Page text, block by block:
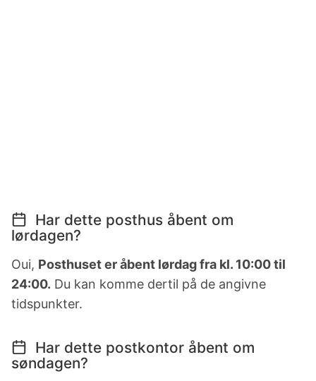
Har dette posthus åbent om
lørdagen?
Oui, Posthuset er åbent lørdag fra kl. 10:00 til
24:00. Du kan komme dertil på de angivne
tidspunkter.
Har dette postkontor åbent om
søndagen?